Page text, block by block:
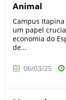
Animal
Campus
um papel
economia do
de...
06/03/25